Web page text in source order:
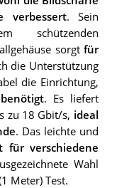
verbessert. Sein
schützenden
sorgt für
die Unterstützung
die Einrichtung,
. Es liefert
zu 18 Gbit/s, ideal
. Das leichte und
für verschiedene
Wahl
Meter) Test.